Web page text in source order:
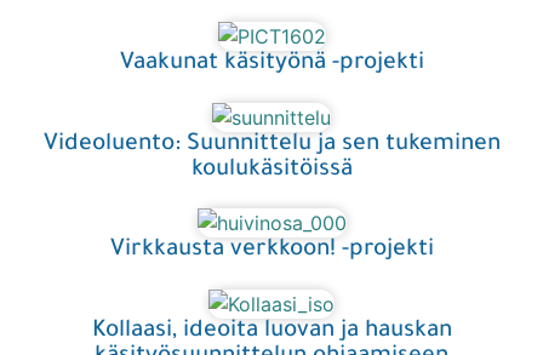
Vaakunat käsityönä -projekti
Videoluento: Suunnittelu ja sen tukeminen
koulukäsitöissä
Virkkausta verkkoon! -projekti
Kollaasi, ideoita luovan ja hauskan